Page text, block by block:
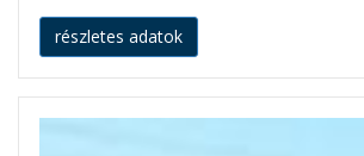
részletes adatok